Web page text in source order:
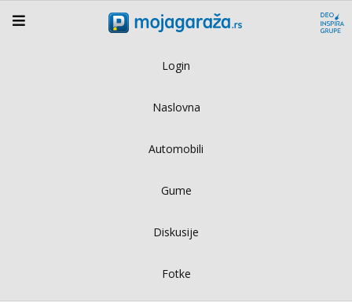
Login
Naslovna
Automobili
Gume
Diskusije
Fotke